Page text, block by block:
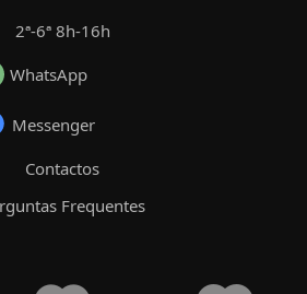
2ª-6ª 8h-16h
WhatsApp
Messenger
Contactos
Frequentes